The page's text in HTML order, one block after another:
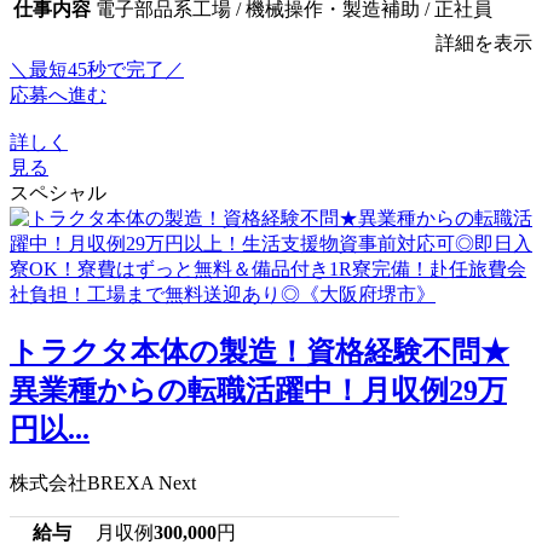
仕事内容 電子部品系工場 / 機械操作・製造補助 / 正社員
詳細を表示
＼最短45秒で完了／
応募へ進む
詳しく
見る
スペシャル
トラクタ本体の製造！資格経験不問★
異業種からの転職活躍中！月収例29万
円以...
株式会社BREXA Next
給与 月収例300,000円